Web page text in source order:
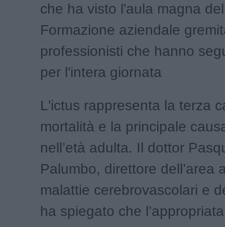
che ha visto l'aula magna
Formazione aziendale
professionisti che hanno
per l'intera giornata
L'ictus rappresenta la terza
mortalità e la principale
nell’età adulta. Il dottor
Palumbo, direttore dell’area
malattie cerebrovascolari e
ha spiegato che